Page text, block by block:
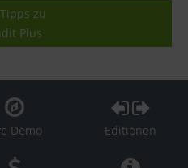
zu
Plus
Demo Editionen